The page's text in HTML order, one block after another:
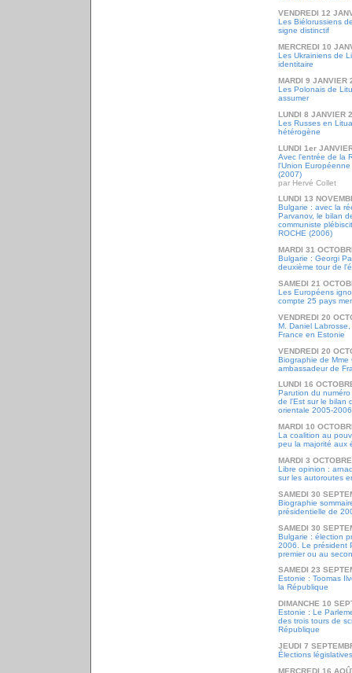
VENDREDI 12
Les Biélorussiens
signe distinctif
MERCREDI 10
Les Ukrainiens de
identitaire
MARDI 9 JANVIER
Les Polonais de
assumer
LUNDI 8 JANVIER
Les Russes en
hétérogène
LUNDI 1er
Avec l'entrée de la
l'Union
(2007)
par Hervé Collet
LUNDI 13
Bulgarie : avec la
Parvanov, le bilan
communiste
ROCHE (2006)
MARDI 31
Bulgarie : Georgi
deuxième tour de
SAMEDI 21
Les Européens
compte 25 pays
VENDREDI 20
M. Daniel
France en Estonie
VENDREDI 20
Biographie de
ambassadeur de
LUNDI 16
Parution du
de l'Est sur le bilan
orientale 2005-2006
MARDI 10
La coalition au
peu la majorité aux
MARDI 3
Libre opinion :
sur les autoroutes
SAMEDI 30
Biographie
présidentielle de
SAMEDI 30
Bulgarie : élection
2006. Le président
premier ou au
SAMEDI 23
Estonie : Toomas
la République
DIMANCHE 10
Estonie : Le
des trois tours de
République
JEUDI 7
Élections
MERCREDI 16